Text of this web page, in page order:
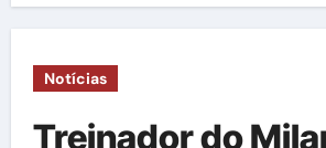
Notícias
Treinador do